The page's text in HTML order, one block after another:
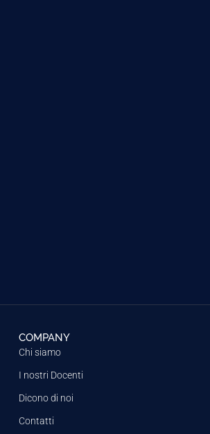
COMPANY
Chi siamo
I nostri Docenti
Dicono di noi
Contatti